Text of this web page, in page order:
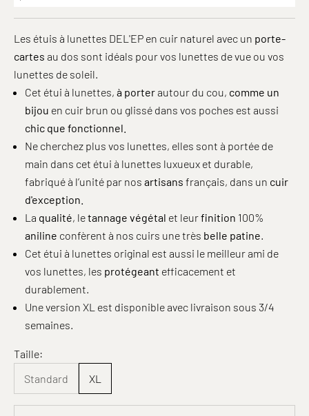
Les étuis à lunettes DEL'EP en cuir naturel avec un porte-
cartes au dos sont idéals pour vos lunettes de vue ou vos
lunettes de soleil.
Cet étui à lunettes, à porterautour du cou, comme un
bijou en cuir brun ou glissé dans vos poches est aussi
chic que fonctionnel.
Ne cherchez plus vos lunettes, elles sont à portée de
main dans cet étui à lunettes luxueux et durable,
fabriqué à l’unité par nos artisans français, dans un cuir
d'exception.
La qualité, letannage végétal et leurfinition 100%
aniline confèrent à nos cuirs une très belle patine.
Cet étui à lunettes original est aussi le meilleur ami de
vos lunettes, les protégeant efficacement et
durablement.
Une version XL est disponible avec livraison sous 3/4
semaines.
Taille:
Standard
XL